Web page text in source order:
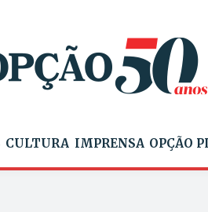
CULTURA IMPRENSA OPÇÃO